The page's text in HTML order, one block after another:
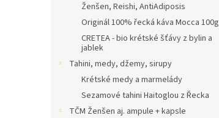
Ženšen, Reishi, AntiAdiposis
Originál 100% řecká káva Mocca 100g
CRETEA - bio krétské šťávy z bylin a
jablek
Tahini, medy, džemy, sirupy
Krétské medy a marmelády
Sezamové tahini Haitoglou z Řecka
TČM Ženšen aj. ampule + kapsle